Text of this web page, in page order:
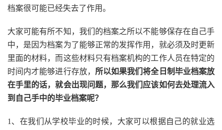
档案很可能已经失去了作用。
大家可能有所不知，我们的档案之所以不能够保存在自己手
中，是因为档案为了能够正常的发挥作用，就必须及时更新
里面的材料，而这些材料只有档案机构的工作人员在特定的
时间内才能够进行存放， 所以如果我们将全日制毕业档案放
在手里的话，就会出现问题，那么我们应该如何去处理流入
到自己手中的毕业档案呢？
1、在我们从学校毕业的时候，大家可以根据自己的就业选